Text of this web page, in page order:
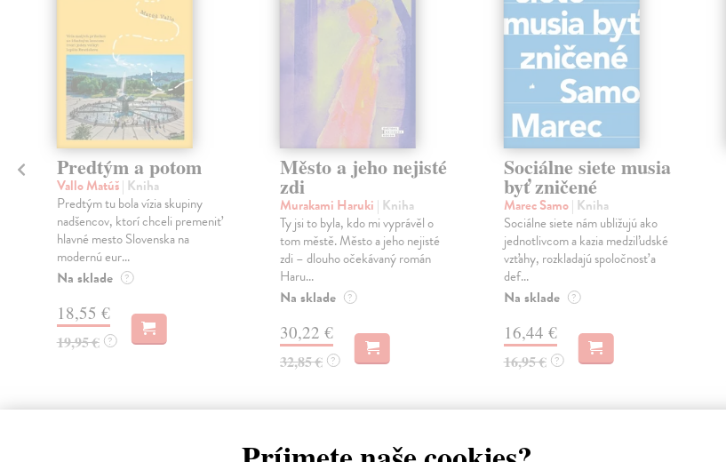
Predtým a potom
Vallo Matúš| Kniha
Predtým tu bola vízia skupiny
nadšencov, ktorí chceli premeniť
hlavné mesto Slovenska na
modernú eur...
Na sklade ?
18,55 €
19,95 € ?
Město a jeho nejisté
zdi
Murakami Haruki | Kniha
Ty jsi to byla, kdo mi vyprávěl o
tom městě. Město a jeho nejisté
zdi – dlouho očekávaný román
Haru...
Na sklade ?
30,22 €
32,85 € ?
Sociálne siete musia
byť zničené
Marec Samo| Kniha
Sociálne siete nám ubližujú ako
jednotlivcom a kazia medziľudské
vzťahy, rozkladajú spoločnosť a
def...
Na sklade ?
16,44 €
16,95 € ?